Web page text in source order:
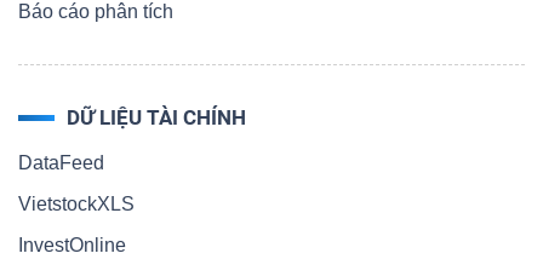
Báo cáo phân tích
DỮ LIỆU TÀI CHÍNH
DataFeed
VietstockXLS
InvestOnline